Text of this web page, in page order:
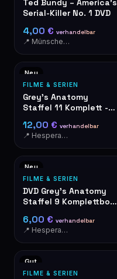
Ted Bundy – America's
Serial-Killer No. 1 DVD
4,00 € verhandelbar
📍 Münschecker
Neu
FILME & SERIEN
Grey's Anatomy
Staffel 11 Komplett -
12,00 € verhandelbar
📍 Hesperange
Neu
FILME & SERIEN
DVD Grey's Anatomy
Staffel 9 Komplettbox
6,00 € verhandelbar
📍 Hesperange
Gut
FILME & SERIEN